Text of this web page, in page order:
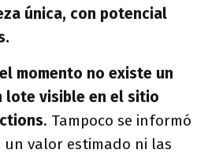
única, con potencial
momento no existe un
lote visible en el sitio
. Tampoco se informó
valor estimado ni las